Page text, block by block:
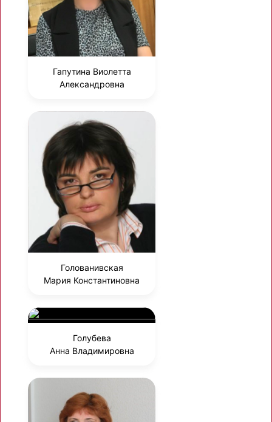
Гапутина Виолетта
Александровна
Голованивская
Мария Константиновна
Голубева
Анна Владимировна